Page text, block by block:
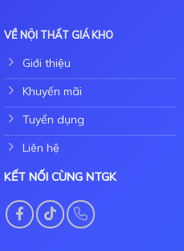
VỀ NỘI THẤT GIÁ KHO
Giới thiệu
Khuyến mãi
Tuyển dụng
Liên hệ
KẾT NỐI CÙNG NTGK